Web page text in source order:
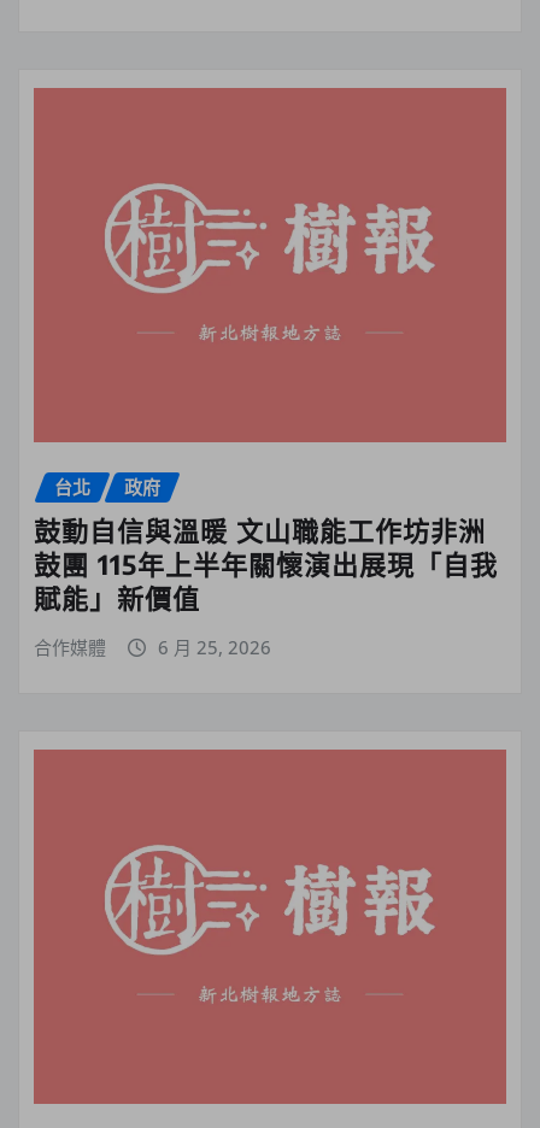
台北 政府
鼓動自信與溫暖 文山職能工作坊非洲
鼓團 115年上半年關懷演出展現「自我
賦能」新價值
合作媒體 6 月 25, 2026